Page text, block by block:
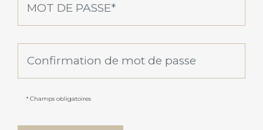
* Champs obligatoires